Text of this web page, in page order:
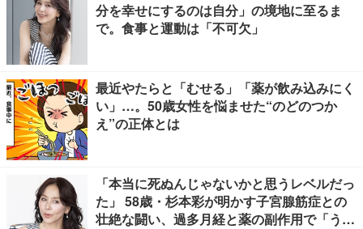
分を幸せにするのは自分」の境地に至るま
で。食事と運動は「不可欠」
最近やたらと「むせる」「薬が飲み込みにく
い」…。50歳女性を悩ませた“のどのつか
え”の正体とは
「本当に死ぬんじゃないかと思うレベルだっ
た」 58歳・杉本彩が明かす子宮腺筋症との
壮絶な闘い、過多月経と薬の副作用で「うつ